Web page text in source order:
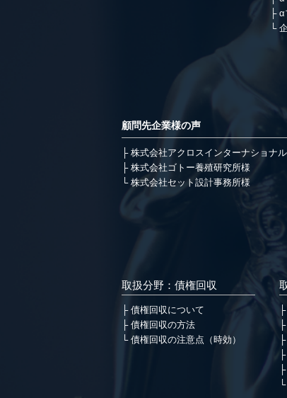
α
顧問先企業様の声
株式会社アクロスインターナショナ
株式会社ゴトー養殖研究所様
株式会社セット設計事務所様
取扱分野：債権回収
債権回収について
債権回収の方法
債権回収の注意点（時効）